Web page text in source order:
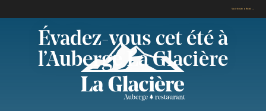
Voir le site officiel →
Évadez-vous cet été à
l’Auberge La Glacière